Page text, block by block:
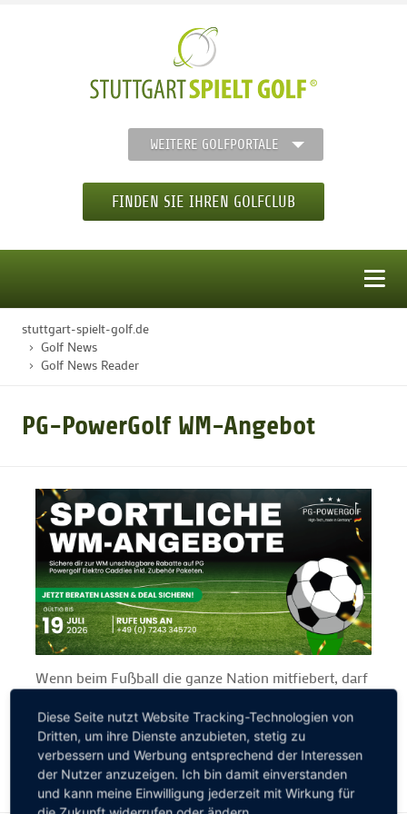
WEITERE GOLFPORTALE
FINDEN SIE IHREN GOLFCLUB
STARTSEITE
GOLF NEWS
GOLFEINSTEIGER
GOLFHOTELS
stuttgart-spielt-golf.de
Golf News
Golf News Reader
PG-PowerGolf WM-Angebot
Wenn beim Fußball die ganze Nation mitfiebert, darf
Wir feiern sportliche Leidenschaft und smarte
Technik und schenken dir 700€ Rabatt auf unsere
Elektro-Caddys und ein gratis Zubehör Paket.
Diese Seite nutzt Website Tracking-Technologien von
Dritten, um ihre Dienste anzubieten, stetig zu
verbessern und Werbung entsprechend der Interessen
der Nutzer anzuzeigen. Ich bin damit einverstanden
und kann meine Einwilligung jederzeit mit Wirkung für